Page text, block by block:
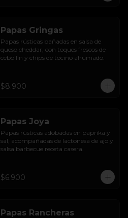
Papas Gringas
Papas rústicas bañadas en salsa de
queso cheddar, con toques frescos de
cebollín y chips de tocino ahumado.
$8.900
Papas Joya
Papas rústicas adobadas en paprika y
sal, acompañadas de lactonesa de ajo y
salsa barbecue receta casera.
$6.900
Papas Rancheras